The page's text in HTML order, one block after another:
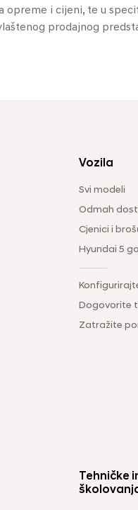
opreme i cijeni, te u
prodajnog
Vozila
Svi modeli
Odmah
Cjenici i
Hyundai 5
Dogovorite
Zatražite
Tehničke